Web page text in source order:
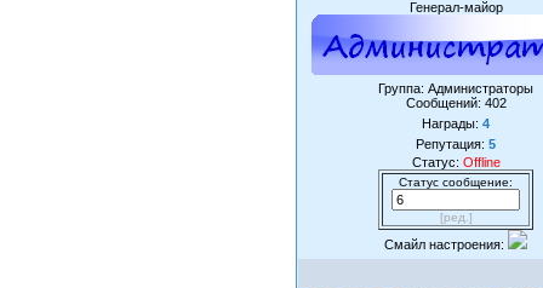
Генерал-майор
Группа: Администраторы
Сообщений: 402
Награды: 4
Репутация: 5
Статус: Offline
Статус сообщение:
[ред.]
Смайл настроения: